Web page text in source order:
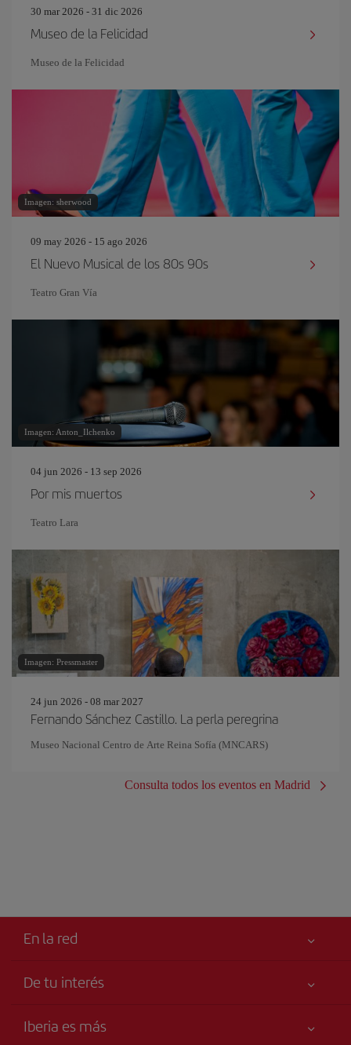
30 mar 2026 - 31 dic 2026
Museo de la Felicidad
Museo de la Felicidad
Imagen: sherwood
09 may 2026 - 15 ago 2026
El Nuevo Musical de los 80s 90s
Teatro Gran Vía
Imagen: Anton_Ilchenko
04 jun 2026 - 13 sep 2026
Por mis muertos
Teatro Lara
Imagen: Pressmaster
24 jun 2026 - 08 mar 2027
Fernando Sánchez Castillo. La perla peregrina
Museo Nacional Centro de Arte Reina Sofía (MNCARS)
Consulta todos los eventos en Madrid
En la red
De tu interés
Accesibilidad
Iberia es más